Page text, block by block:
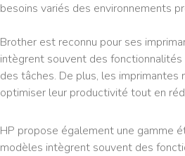
besoins variés des environnements
Brother est reconnu pour ses
intègrent souvent des
des tâches. De plus, les
optimiser leur productivité tout en
HP propose également une gamme
modèles intègrent souvent des